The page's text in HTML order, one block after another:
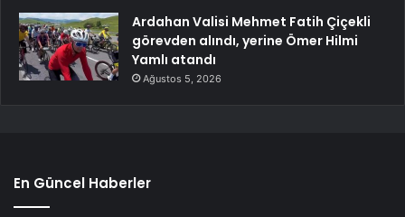
Ardahan Valisi Mehmet Fatih Çiçekli
görevden alındı, yerine Ömer Hilmi
Yamlı atandı
Ağustos 5, 2026
En Güncel Haberler